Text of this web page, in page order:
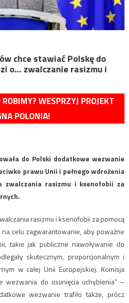
chce stawiać Polskę do
o… zwalczanie rasizmu i
WESPRZYJ PROJEKT
POLONIA!
do Polski dodatkowe wezwanie
prawu Unii i pełnego wdrożenia
zwalczania rasizmu i ksenofobii za
rasizmu i ksenofobii za pomocą
celu zagwarantowanie, aby poważne
takie jak publiczne nawoływanie do
skutecznym, proporcjonalnym i
w całej Unii Europejskiej. Komisja
wezwania do usunięcia uchybienia” –
wezwanie trafiło także, prócz